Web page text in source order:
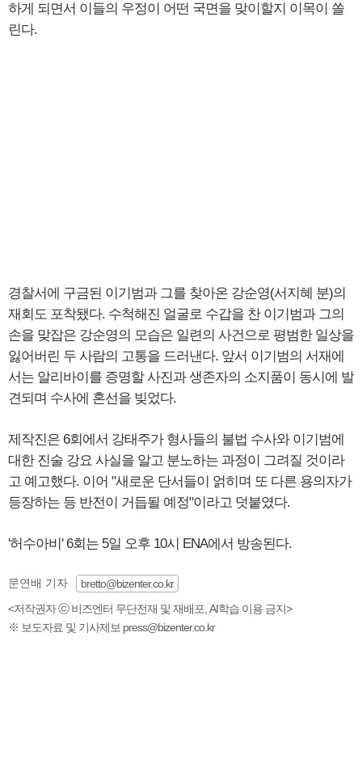
하게 되면서 이들의 우정이 어떤 국면을 맞이할지 이목이 쏠
린다.
경찰서에 구금된 이기범과 그를 찾아온 강순영(서지혜 분)의
재회도 포착됐다. 수척해진 얼굴로 수갑을 찬 이기범과 그의
손을 맞잡은 강순영의 모습은 일련의 사건으로 평범한 일상을
잃어버린 두 사람의 고통을 드러낸다. 앞서 이기범의 서재에
서는 알리바이를 증명할 사진과 생존자의 소지품이 동시에 발
견되며 수사에 혼선을 빚었다.
제작진은 6회에서 강태주가 형사들의 불법 수사와 이기범에
대한 진술 강요 사실을 알고 분노하는 과정이 그려질 것이라
고 예고했다. 이어 "새로운 단서들이 얽히며 또 다른 용의자가
등장하는 등 반전이 거듭될 예정"이라고 덧붙였다.
'허수아비' 6회는 5일 오후 10시 ENA에서 방송된다.
문연배 기자
bretto@bizenter.co.kr
<저작권자 ⓒ 비즈엔터 무단전재 및 재배포, AI학습 이용 금지>
※ 보도자료 및 기사제보 press@bizenter.co.kr